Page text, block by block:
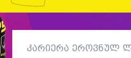
კარიერა ეროვნულ